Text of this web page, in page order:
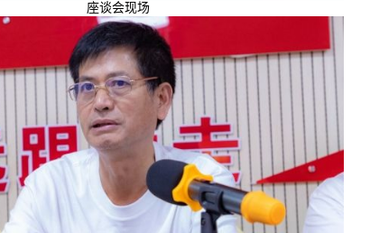
座谈会现场